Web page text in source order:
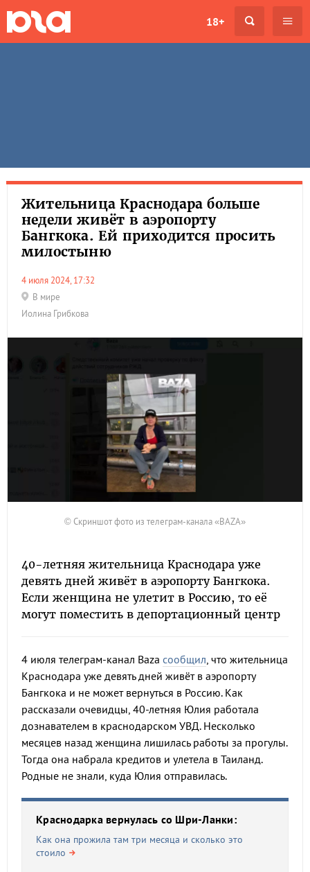
18+
Жительница Краснодара больше
недели живёт в аэропорту
Бангкока. Ей приходится просить
милостыню
4 июля 2024, 17:32
В мире
Иолина Грибкова
© Скриншот фото из телеграм-канала «BAZA»
40-летняя жительница Краснодара уже
девять дней живёт в аэропорту Бангкока.
Если женщина не улетит в Россию, то её
могут поместить в депортационный центр
4 июля телеграм-канал Baza сообщил, что жительница
Краснодара уже девять дней живёт в аэропорту
Бангкока и не может вернуться в Россию. Как
рассказали очевидцы, 40-летняя Юлия работала
дознавателем в краснодарском УВД. Несколько
месяцев назад женщина лишилась работы за прогулы.
Тогда она набрала кредитов и улетела в Таиланд.
Родные не знали, куда Юлия отправилась.
Краснодарка вернулась со Шри-Ланки:
Как она прожила там три месяца и сколько это
стоило